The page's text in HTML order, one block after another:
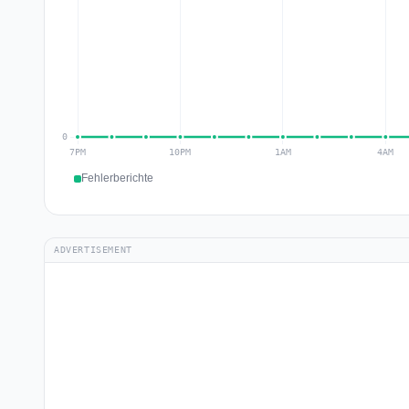
Fehlerberichte
ADVERTISEMENT